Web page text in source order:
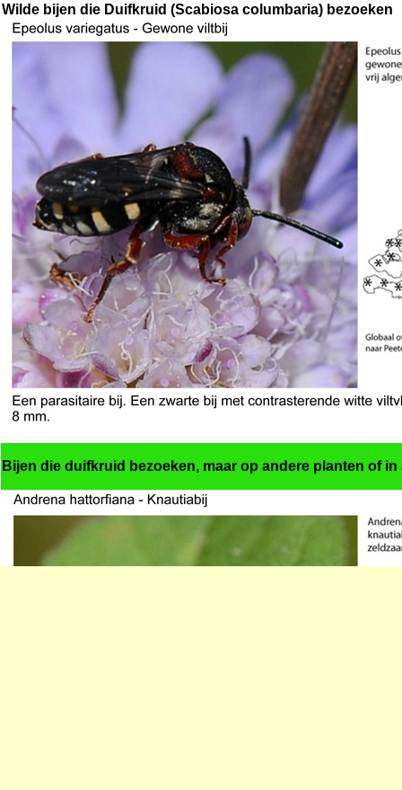
Wilde bijen die Duifkruid (Scabiosa columbaria) bezoeken
Bijen die duifkruid bezoeken, maar op andere planten of